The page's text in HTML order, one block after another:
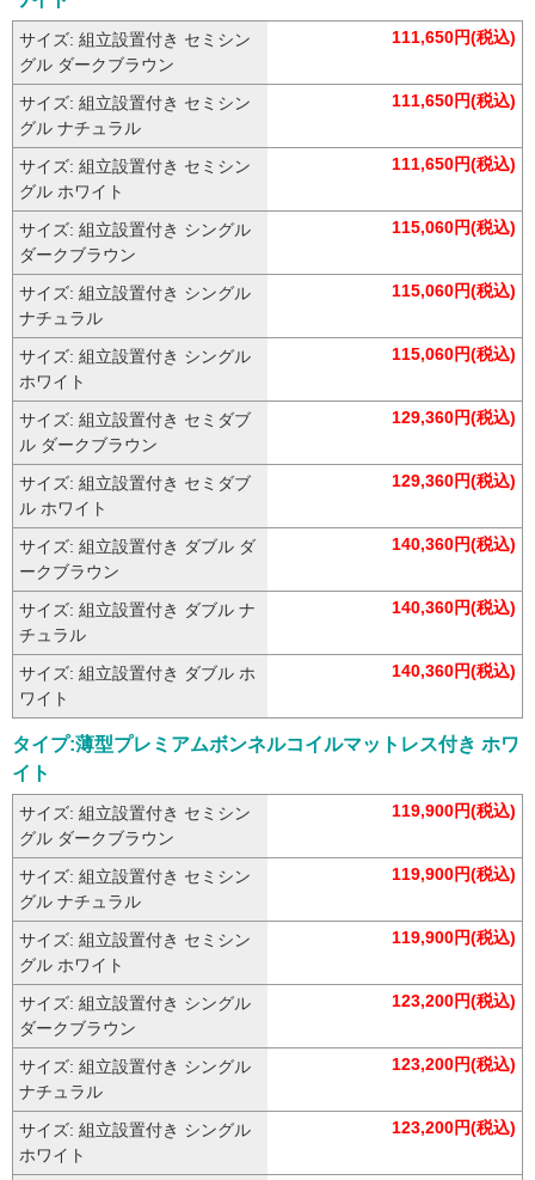
サイズ: 組立設置付き セミシン
グル ダークブラウン
111,650円(税込)
サイズ: 組立設置付き セミシン
グル ナチュラル
111,650円(税込)
サイズ: 組立設置付き セミシン
グル ホワイト
111,650円(税込)
サイズ: 組立設置付き シングル
ダークブラウン
115,060円(税込)
サイズ: 組立設置付き シングル
ナチュラル
115,060円(税込)
サイズ: 組立設置付き シングル
ホワイト
115,060円(税込)
サイズ: 組立設置付き セミダブ
ル ダークブラウン
129,360円(税込)
サイズ: 組立設置付き セミダブ
ル ホワイト
129,360円(税込)
サイズ: 組立設置付き ダブル ダ
ークブラウン
140,360円(税込)
サイズ: 組立設置付き ダブル ナ
チュラル
140,360円(税込)
サイズ: 組立設置付き ダブル ホ
ワイト
140,360円(税込)
タイプ:薄型プレミアムボンネルコイルマットレス付き ホワ
イト
サイズ: 組立設置付き セミシン
グル ダークブラウン
119,900円(税込)
サイズ: 組立設置付き セミシン
グル ナチュラル
119,900円(税込)
サイズ: 組立設置付き セミシン
グル ホワイト
119,900円(税込)
サイズ: 組立設置付き シングル
ダークブラウン
123,200円(税込)
サイズ: 組立設置付き シングル
ナチュラル
123,200円(税込)
サイズ: 組立設置付き シングル
ホワイト
123,200円(税込)